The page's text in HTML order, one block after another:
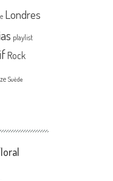
Londres
playlist
Rock
Suède